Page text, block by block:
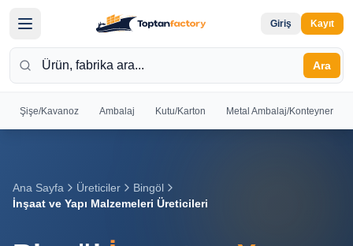
Giriş Kayıt
Ara
Şişe/Kavanoz Ambalaj Kutu/Karton Metal Ambalaj/Konteyner
Giriş yapın
veya kayıt
Ana Sayfa Üreticiler
Bingöl
İnşaat ve Yapı Malzemeleri Üreticileri